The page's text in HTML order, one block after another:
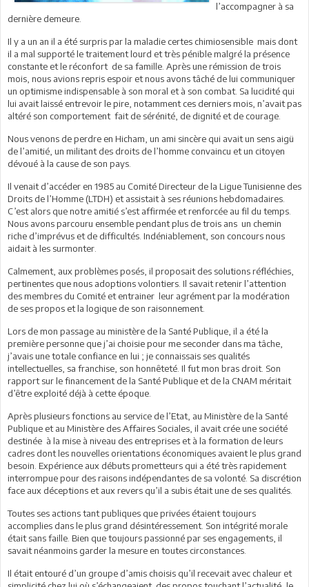
l’accompagner à sa
dernière demeure.
Il y a un an il a été surpris par la maladie certes chimiosensible mais dont
il a mal supporté le traitement lourd et très pénible malgré la présence
constante et le réconfort de sa famille. Après une rémission de trois
mois, nous avions repris espoir et nous avons tâché de lui communiquer
un optimisme indispensable à son moral et à son combat. Sa lucidité qui
lui avait laissé entrevoir le pire, notamment ces derniers mois, n’avait pas
altéré son comportement fait de sérénité, de dignité et de courage.
Nous venons de perdre en Hicham, un ami sincère qui avait un sens aigü
de l’amitié, un militant des droits de l’homme convaincu et un citoyen
dévoué à la cause de son pays.
Il venait d’accéder en 1985 au Comité Directeur de la Ligue Tunisienne des
Droits de l’Homme (LTDH) et assistait à ses réunions hebdomadaires.
C’est alors que notre amitié s’est affirmée et renforcée au fil du temps.
Nous avons parcouru ensemble pendant plus de trois ans un chemin
riche d’imprévus et de difficultés. Indéniablement, son concours nous
aidait à les surmonter.
Calmement, aux problèmes posés, il proposait des solutions réfléchies,
pertinentes que nous adoptions volontiers. Il savait retenir l’attention
des membres du Comité et entrainer leur agrément par la modération
de ses propos et la logique de son raisonnement.
Lors de mon passage au ministère de la Santé Publique, il a été la
première personne que j’ai choisie pour me seconder dans ma tâche,
j’avais une totale confiance en lui ; je connaissais ses qualités
intellectuelles, sa franchise, son honnêteté. Il fut mon bras droit. Son
rapport sur le financement de la Santé Publique et de la CNAM méritait
d’être exploité déjà à cette époque.
Après plusieurs fonctions au service de l’Etat, au Ministère de la Santé
Publique et au Ministère des Affaires Sociales, il avait crée une société
destinée à la mise à niveau des entreprises et à la formation de leurs
cadres dont les nouvelles orientations économiques avaient le plus grand
besoin. Expérience aux débuts prometteurs qui a été très rapidement
interrompue pour des raisons indépendantes de sa volonté. Sa discrétion
face aux déceptions et aux revers qu’il a subis était une de ses qualités.
Toutes ses actions tant publiques que privées étaient toujours
accomplies dans le plus grand désintéressement. Son intégrité morale
était sans faille. Bien que toujours passionné par ses engagements, il
savait néanmoins garder la mesure en toutes circonstances.
Il était entouré d’un groupe d’amis choisis qu’il recevait avec chaleur et